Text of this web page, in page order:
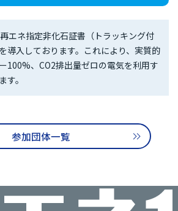
エネ指定非化石証書（トラッキング付
導入しております。これにより、実質的
100%、CO2排出量ゼロの電気を利用す
す。
参加団体一覧